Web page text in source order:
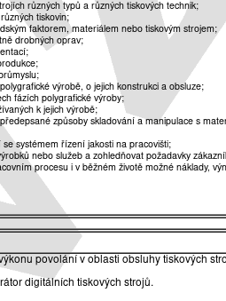
různých typů a různých tiskových technik;
tiskovin;
faktorem, materiálem nebo tiskovým strojem;
drobných oprav;
výrobě, o jejich konstrukci a obsluze;
fázích polygrafické výroby;
k jejich výrobě;
způsoby skladování a manipulace s
systémem řízení jakosti na pracovišti;
nebo služeb a zohledňovat požadavky
procesu i v běžném životě možné náklady,
povolání v oblasti obsluhy tiskových
digitálních tiskových strojů.